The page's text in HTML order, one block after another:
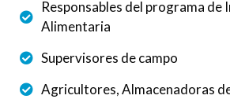
Responsables del programa de
Alimentaria
Supervisores de campo
Agricultores, Almacenadoras